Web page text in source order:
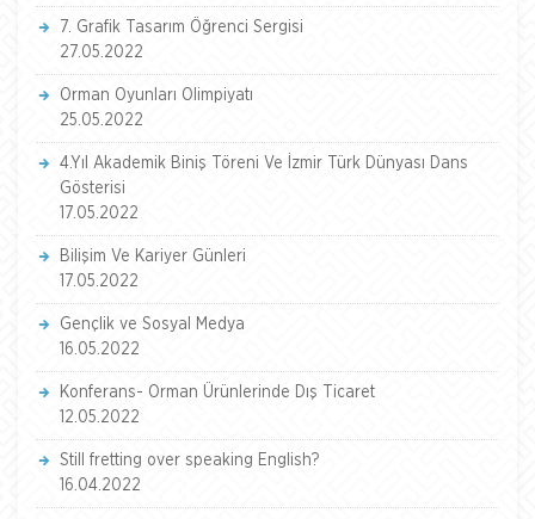
7. Grafik Tasarım Öğrenci Sergisi
27.05.2022
Orman Oyunları Olimpiyatı
25.05.2022
4.Yıl Akademik Biniş Töreni Ve İzmir Türk Dünyası Dans
Gösterisi
17.05.2022
Bilişim Ve Kariyer Günleri
17.05.2022
Gençlik ve Sosyal Medya
16.05.2022
Konferans- Orman Ürünlerinde Dış Ticaret
12.05.2022
Still fretting over speaking English?
16.04.2022